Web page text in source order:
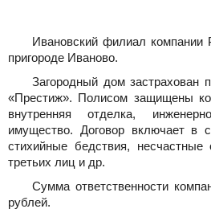
Ивановский филиал
пригороде Иваново.
Загородный дом
«Престиж». Полисом защищены
внутренняя отделка,
имущество. Договор включает в
стихийные бедствия, несчастные
третьих лиц и др.
Сумма ответственности
рублей.